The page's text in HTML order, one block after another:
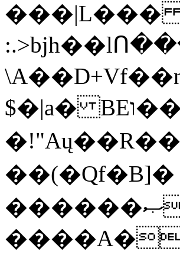
���|L���
$�|a� BEו��w�{���;���q�X��d%�������W� hU�(�1�Ū}9�S�F<��i�L3�;�
��(�Qf�B]�
������ޞ��ϟak��r��_39$�8�p���7�2�yIZ�R��x��/